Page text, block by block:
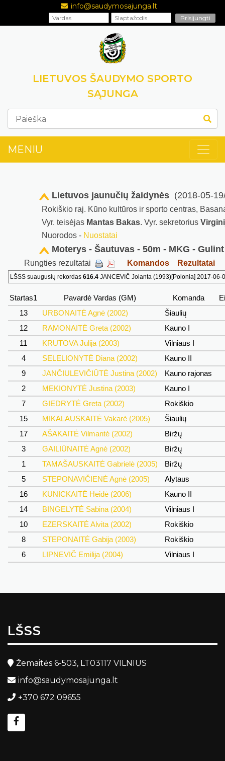
info@saudymosajunga.lt
LIETUVOS ŠAUDYMO SPORTO
SĄJUNGA
MENIU
Lietuvos jaunučių žaidynės (2018-05-
Rokiškio raj. Kūno kultūros ir sporto centras,
Vyr. teisėjas Mantas Bakas. Vyr. sekretorius
Nuorodos - Nuostatai
Moterys - Šautuvas - 50m - MKG -
Rungties rezultatai Komandos Rezultatai
LŠSS suaugusių rekordas 616.4 JANCEVIČ Jolanta (1993)[Polonia] 2017-
Startas1 Pavardė Vardas (GM) Komanda
13
URBONAITĖ Agnė (2002)
Šiaulių
12
RAMONAITĖ Greta (2002)
Kauno I
11
KRUTOVA Julija (2003)
Vilniaus I
4
SELELIONYTĖ Diana (2002)
Kauno II
9
JANČIULEVIČIŪTĖ Justina (2002)
Kauno rajonas
2
MEKIONYTĖ Justina (2003)
Kauno I
7
GIEDRYTĖ Greta (2002)
Rokiškio
15
MIKALAUSKAITĖ Vakarė (2005)
Šiaulių
17
AŠAKAITĖ Vilmantė (2002)
Biržų
3
GAILIŪNAITĖ Agnė (2002)
Biržų
1
TAMAŠAUSKAITĖ Gabrielė (2005)
Biržų
5
STEPONAVIČIENĖ Agnė (2005)
Alytaus
16
KUNICKAITĖ Heidė (2006)
Kauno II
14
BINGELYTĖ Sabina (2004)
Vilniaus I
10
EZERSKAITĖ Alvita (2002)
Rokiškio
8
STEPONAITĖ Gabija (2003)
Rokiškio
6
LIPNEVIČ Emilija (2004) Vilniaus I
LŠSS
Žemaitės 6-503, LT03117 VILNIUS
info@saudymosajunga.lt
+370 672 09655